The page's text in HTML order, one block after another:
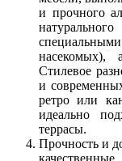
и прочного
насекомых),
Стилевое
и
ретро или
идеально
террасы.
Прочность и